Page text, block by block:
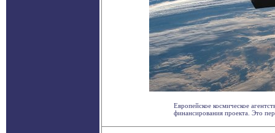
Европейское космическое
финансирования проекта. Это